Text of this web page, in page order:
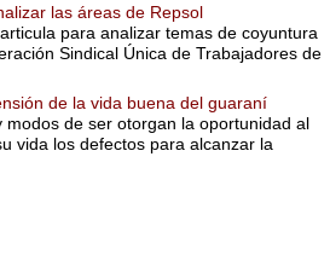
las áreas de Repsol
para analizar temas de coyuntura
Sindical Única de Trabajadores de
de la vida buena del guaraní
modos de ser otorgan la oportunidad al
vida los defectos para alcanzar la